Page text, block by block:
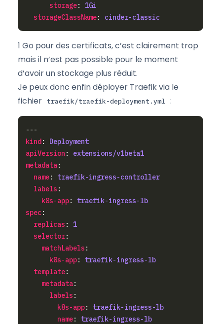
storage: 1Gi
storageClassName: cinder-classic
1 Go pour des certificats, c’est clairement trop
mais il n’est pas possible pour le moment
d’avoir un stockage plus réduit.
Je peux donc enfin déployer Traefik via le
fichier
traefik/traefik-deployment.yml :
kind: Deployment
apiVersion : extensions/v1beta1
metadata
name: traefik-ingress-controller
labels
k8s-app: traefik-ingress-lb
spec
replicas : 1
selector
matchLabels
k8s-app: traefik-ingress-lb
template
metadata
labels
k8s-app: traefik-ingress-lb
name: traefik-ingress-lb